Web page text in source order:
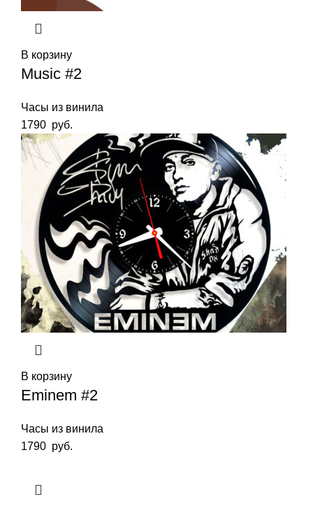
В корзину
Music #2
Часы из винила
1790 руб.
В корзину
Eminem #2
Часы из винила
1790 руб.